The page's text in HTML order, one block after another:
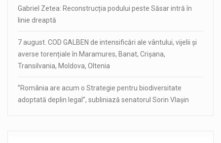
Gabriel Zetea: Reconstrucția podului peste Săsar intră în
linie dreaptă
7 august. COD GALBEN de intensificări ale vântului, vijelii și
averse torențiale în Maramures, Banat, Crișana,
Transilvania, Moldova, Oltenia
”România are acum o Strategie pentru biodiversitate
adoptată deplin legal”, subliniază senatorul Sorin Vlașin